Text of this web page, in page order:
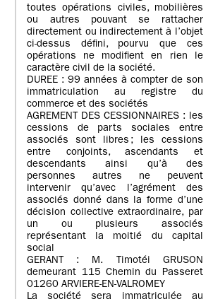
toutes opérations civiles, mobilières
ou autres pouvant se rattacher
directement ou indirectement à l’objet
ci-dessus défini, pourvu que ces
opérations ne modifient en rien le
caractère civil de la société.
DUREE : 99 années à compter de son
immatriculation au registre du
commerce et des sociétés
AGREMENT DES CESSIONNAIRES : les
cessions de parts sociales entre
associés sont libres ; les cessions
entre conjoints, ascendants et
descendants ainsi qu’à des
personnes autres ne peuvent
intervenir qu’avec l’agrément des
associés donné dans la forme d’une
décision collective extraordinaire, par
un ou plusieurs associés
représentant la moitié du capital
social
GERANT : M. Timotéi GRUSON
demeurant 115 Chemin du Passeret
01260 ARVIERE-EN-VALROMEY